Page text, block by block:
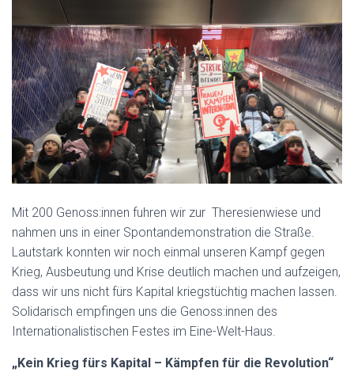
Mit 200 Genoss:innen fuhren wir zur Theresienwiese und
nahmen uns in einer Spontandemonstration die Straße.
Lautstark konnten wir noch einmal unseren Kampf gegen
Krieg, Ausbeutung und Krise deutlich machen und aufzeigen,
dass wir uns nicht fürs Kapital kriegstüchtig machen lassen.
Solidarisch empfingen uns die Genoss:innen des
Internationalistischen Festes im Eine-Welt-Haus.
„Kein Krieg fürs Kapital – Kämpfen für die Revolution“